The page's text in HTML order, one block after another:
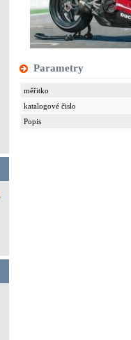
Parametry
měřitko
katalogové čislo
Popis